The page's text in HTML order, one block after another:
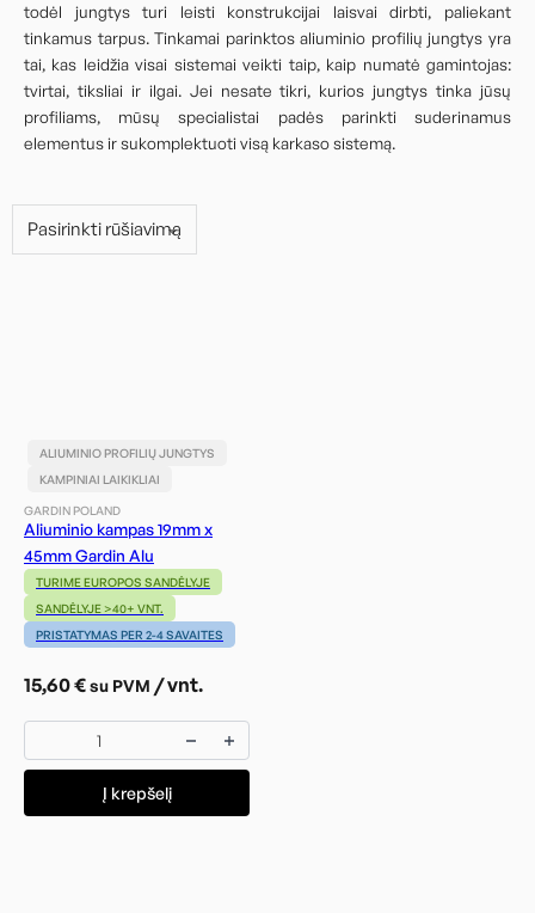
todėl jungtys turi leisti konstrukcijai laisvai dirbti, paliekant
tinkamus tarpus. Tinkamai parinktos aliuminio profilių jungtys yra
tai, kas leidžia visai sistemai veikti taip, kaip numatė gamintojas:
tvirtai, tiksliai ir ilgai. Jei nesate tikri, kurios jungtys tinka jūsų
profiliams, mūsų specialistai padės parinkti suderinamus
elementus ir sukomplektuoti visą karkaso sistemą.
ALIUMINIO PROFILIŲ JUNGTYS
KAMPINIAI LAIKIKLIAI
GARDIN POLAND
Aliuminio kampas 19mm x
45mm Gardin Alu
TURIME EUROPOS SANDĖLYJE
SANDĖLYJE >40+ VNT.
PRISTATYMAS PER 2-4 SAVAITES
15,60€su PVM / vnt.
Į krepšelį